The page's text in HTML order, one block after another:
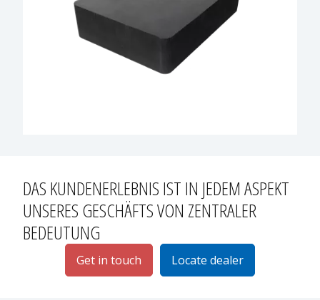
DAS KUNDENERLEBNISIST IN JEDEM ASPEKT
UNSERES GESCHÄFTS VON ZENTRALER
BEDEUTUNG
Get in touch Locate dealer